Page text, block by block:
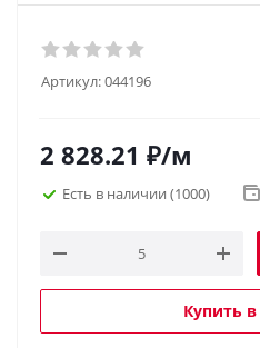
Артикул:044196
2 828.21 ₽/м
Есть в наличии (1000)
Купить